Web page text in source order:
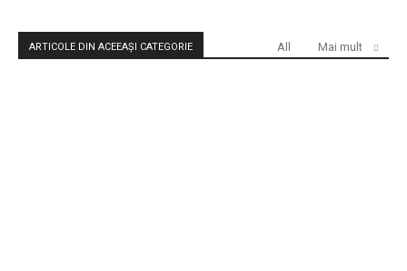
ARTICOLE DIN ACEEAȘI CATEGORIE All Mai mult